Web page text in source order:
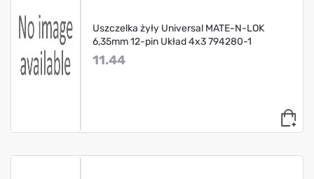
Uszczelka żyły Universal MATE-N-LOK
6,35mm 12-pin Układ 4x3 794280-1
11.44